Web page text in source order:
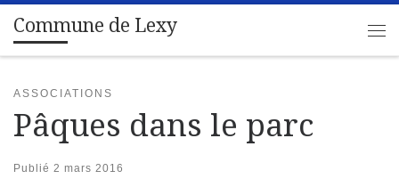
Passer au contenu
Commune de Lexy
ASSOCIATIONS
Pâques dans le parc
Publié 2 mars 2016